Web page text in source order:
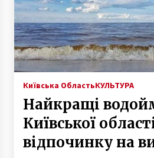
8 років ago
У Києві підліток-
7 років ago
Марш ЛГБТ в Киеве
10 років ago
Петиція про повну
російських
Київська ОбластьКУЛЬТУРА
Найкращі
Київської
відпочинку на